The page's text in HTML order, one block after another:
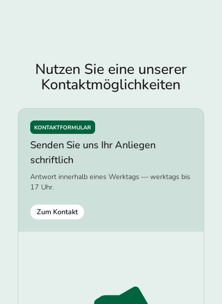
Nutzen Sie eine unserer
Kontakt­möglichkeiten
KONTAKTFORMULAR
Senden Sie uns Ihr Anliegen
schriftlich
Antwort innerhalb eines Werktags — werktags bis
17 Uhr.
Zum Kontakt